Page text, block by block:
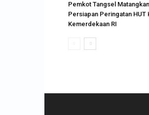
Pemkot Tangsel Matangkan
Persiapan Peringatan HUT
Kemerdekaan RI